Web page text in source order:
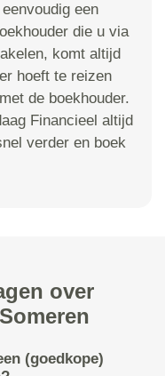
een
die u via
komt altijd
hoeft te reizen
de boekhouder.
Financieel altijd
verder en boek
over
(goedkope)